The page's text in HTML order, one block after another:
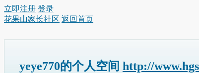
立即注册 登录
花果山家长社区 返回首页
yeye770的个人空间 http://